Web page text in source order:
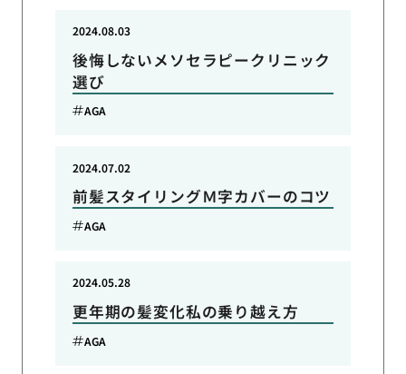
後悔しないメソセラピークリニック
選び
2024.08.03
AGA
前髪スタイリングＭ字カバーのコツ
2024.07.02
AGA
更年期の髪変化私の乗り越え方
2024.05.28
AGA